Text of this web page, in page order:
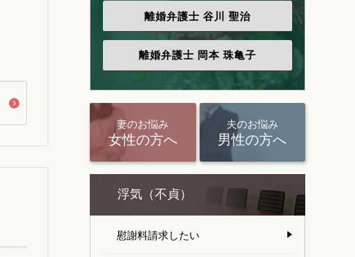
離婚弁護士 谷川 聖治
離婚弁護士 岡本 珠亀子
妻のお悩み
女性の方へ
夫のお悩み
男性の方へ
浮気（不貞）
慰謝料請求したい